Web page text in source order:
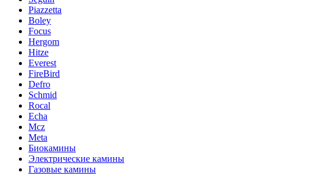
Piazzetta
Boley
Focus
Hergom
Hitze
Everest
FireBird
Defro
Schmid
Rocal
Echa
Mcz
Meta
Биокамины
Электрические камины
Газовые камины